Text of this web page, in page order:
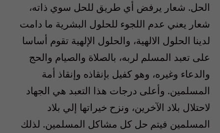
الحل. شعار يرفض أي طريق للحل سوي ذاته،
شعار يعني عدم اللجوء للحلول البشرية ما دامت
لدينا الحلول الالهية، والحلول الإلهية تقوم أساسا
على تعبد المسلم لربه، بالصلاة والصيام والحج
والدعاء وغيره، وهو كفيل بإنقاذه وإنقاذ أمة
المسلمين. وأعلى درجات هذا التعبد هي الجهاد
لاحتلال بلاد الآخرين، ونزح خيراتها إلي بلاد
المسلمين فيتم حل كل مشاكل المسلمين. لذلك